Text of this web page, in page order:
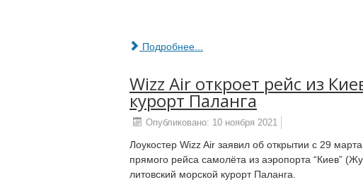
Подробнее...
Wizz Air откроет рейс из
курорт Паланга
Опубликовано: 10 ноября 2021
Лоукостер Wizz Air заявил об открытии с 29
прямого рейса самолёта из аэропорта “Киев”
литовский морской курорт Паланга.